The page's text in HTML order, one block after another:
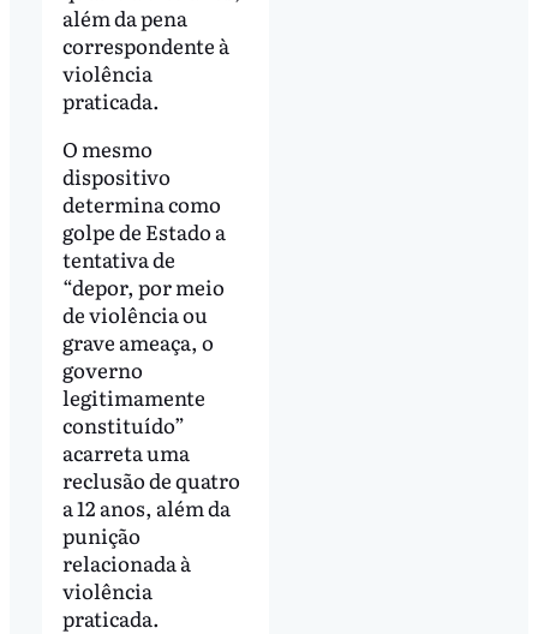
além da pena
correspondente à
violência
praticada.
O mesmo
dispositivo
determina como
golpe de Estado a
tentativa de
“depor, por meio
de violência ou
grave ameaça, o
governo
legitimamente
constituído”
acarreta uma
reclusão de quatro
a 12 anos, além da
punição
relacionada à
violência
praticada.